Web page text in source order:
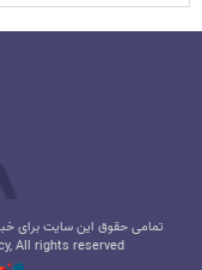
تمامی حقوق این سایت برای
All rights reserved